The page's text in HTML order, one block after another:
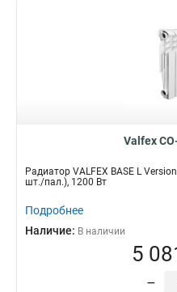
Valfex
Радиатор VALFEX BASE L
шт./пал.), 1200 Вт
Подробнее
Наличие: В наличии
5
–